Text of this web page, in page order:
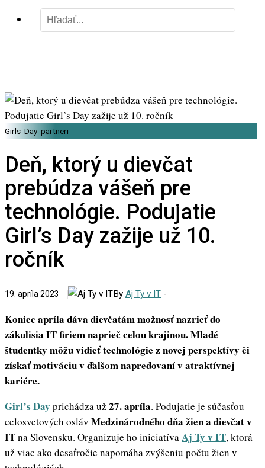
Girls_Day_partneri
Deň, ktorý u dievčat
prebúdza vášeň pre
technológie. Podujatie
Girl’s Day zažije už 10.
ročník
19. apríla 2023 By Aj Ty v IT -
Koniec apríla dáva dievčatám možnosť nazrieť do
zákulisia IT firiem naprieč celou krajinou.Mladé
študentky môžu vidieť technológie z novej perspektívy či
získať motiváciu v ďalšomnapredovaní v atraktívnej
kariére.
Girl’s Day prichádza už 27. apríla. Podujatie je súčasťou
celosvetových osláv Medzinárodného dňa žien a dievčat v
ITna Slovensku. Organizuje ho iniciatívaAj Ty v IT, ktorá
už viac ako desaťročie napomáha zvýšeniu počtu žien v